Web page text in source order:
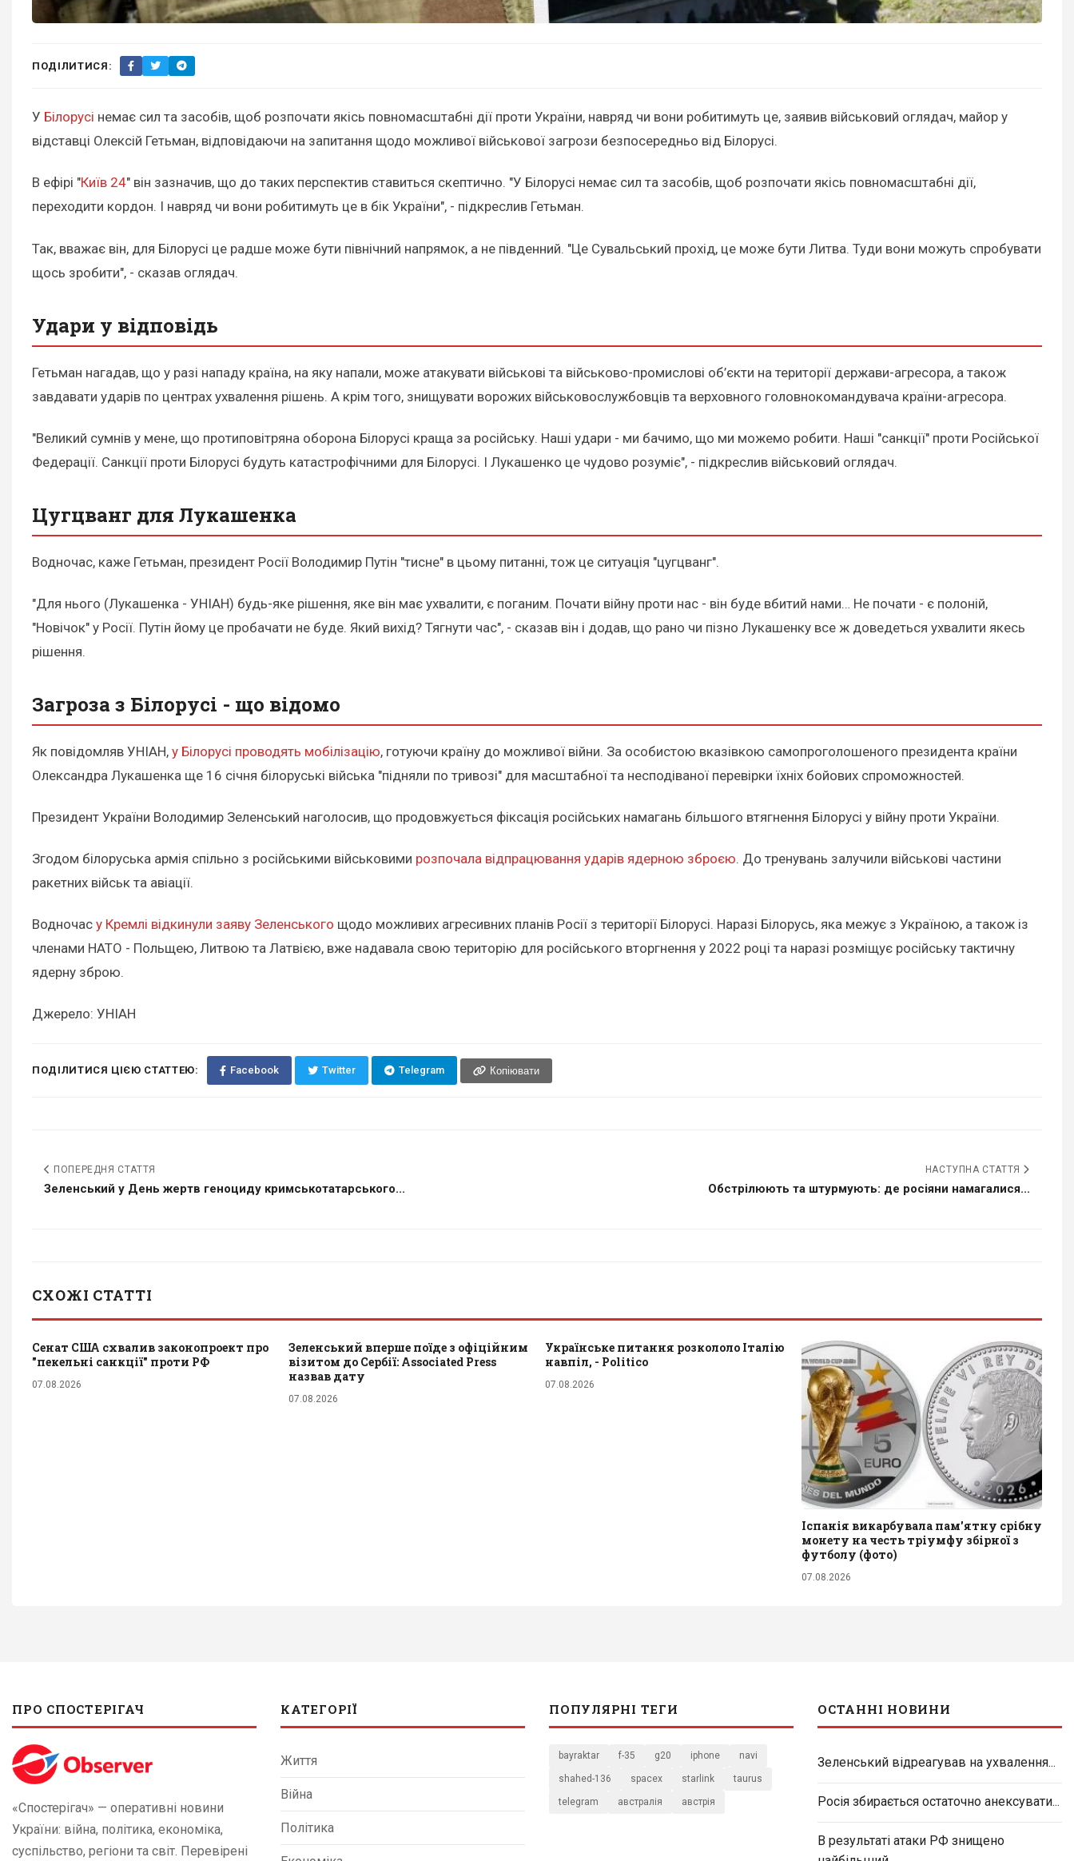
ПОДІЛИТИСЯ:
У Білорусі немає сил та засобів, щоб розпочати якісь повномасштабні дії проти України, навряд чи вони робитимуть це, заявив військовий оглядач, майор у
відставці Олексій Гетьман, відповідаючи на запитання щодо можливої військової загрози безпосередньо від Білорусі.
В ефірі "Київ 24" він зазначив, що до таких перспектив ставиться скептично. "У Білорусі немає сил та засобів, щоб розпочати якісь повномасштабні дії,
переходити кордон. І навряд чи вони робитимуть це в бік України", - підкреслив Гетьман.
Так, вважає він, для Білорусі це радше може бути північний напрямок, а не південний. "Це Сувальський прохід, це може бути Литва. Туди вони можуть спробувати
щось зробити", - сказав оглядач.
Удари у відповідь
Гетьман нагадав, що у разі нападу країна, на яку напали, може атакувати військові та військово-промислові об’єкти на території держави-агресора, а також
завдавати ударів по центрах ухвалення рішень. А крім того, знищувати ворожих військовослужбовців та верховного головнокомандувача країни-агресора.
"Великий сумнів у мене, що протиповітряна оборона Білорусі краща за російську. Наші удари - ми бачимо, що ми можемо робити. Наші "санкції" проти Російської
Федерації. Санкції проти Білорусі будуть катастрофічними для Білорусі. І Лукашенко це чудово розуміє", - підкреслив військовий оглядач.
Цугцванг для Лукашенка
Водночас, каже Гетьман, президент Росії Володимир Путін "тисне" в цьому питанні, тож це ситуація "цугцванг".
"Для нього (Лукашенка - УНІАН) будь-яке рішення, яке він має ухвалити, є поганим. Почати війну проти нас - він буде вбитий нами… Не почати - є полоній,
"Новічок" у Росії. Путін йому це пробачати не буде. Який вихід? Тягнути час", - сказав він і додав, що рано чи пізно Лукашенку все ж доведеться ухвалити якесь
рішення.
Загроза з Білорусі - що відомо
Як повідомляв УНІАН, у Білорусі проводять мобілізацію, готуючи країну до можливої війни. За особистою вказівкою самопроголошеного президента країни
Олександра Лукашенка ще 16 січня білоруські війська "підняли по тривозі" для масштабної та несподіваної перевірки їхніх бойових спроможностей.
Президент України Володимир Зеленський наголосив, що продовжується фіксація російських намагань більшого втягнення Білорусі у війну проти України.
Згодом білоруська армія спільно з російськими військовими розпочала відпрацювання ударів ядерною зброєю. До тренувань залучили військові частини
ракетних військ та авіації.
Водночас у Кремлі відкинули заяву Зеленського щодо можливих агресивних планів Росії з території Білорусі. Наразі Білорусь, яка межує з Україною, а також із
членами НАТО - Польщею, Литвою та Латвією, вже надавала свою територію для російського вторгнення у 2022 році та наразі розміщує російську тактичну
ядерну зброю.
Джерело: УНІАН
ПОДІЛИТИСЯ ЦІЄЮ СТАТТЕЮ: Facebook Twitter Telegram Копіювати
ПОПЕРЕДНЯ СТАТТЯ
Зеленський у День жертв геноциду кримськотатарського...
НАСТУПНА СТАТТЯ
Обстрілюють та штурмують: де росіяни намагалися...
СХОЖІ СТАТТІ
Сенат США схвалив законопроект про
"пекельні санкції" проти РФ
07.08.2026
Зеленський вперше поїде з офіційним
візитом до Сербії: Associated Press
назвав дату
07.08.2026
Українське питання розкололо Італію
навпіл, - Politico
07.08.2026
Іспанія викарбувала пам'ятну срібну
монету на честь тріумфу збірної з
футболу (фото)
07.08.2026
ПРО СПОСТЕРІГАЧ
«Спостерігач» — оперативні новини
України: війна, політика, економіка,
суспільство, регіони та світ. Перевірені
КАТЕГОРІЇ
Життя
Війна
Політика
ПОПУЛЯРНІ ТЕГИ
bayraktar f-35 g20 iphone navi
shahed-136 spacex starlink taurus
telegram австралія австрія
ОСТАННІ НОВИНИ
Зеленський відреагував на ухвалення...
Росія збирається остаточно анексувати...
В результаті атаки РФ знищено